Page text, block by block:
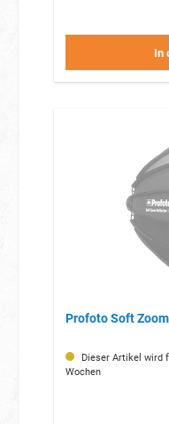
In
Profoto Soft
Dieser Artikel wird
Wochen